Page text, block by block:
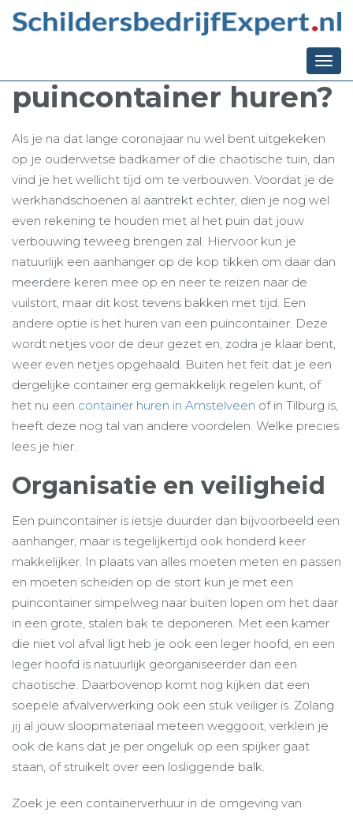
Ga terug naar het overzicht
Wat zijn de voordelen
puincontainer huren?
Als je na dat lange coronajaar nu wel bent uitgekeken
op je ouderwetse badkamer of die chaotische tuin, dan
vind je het wellicht tijd om te verbouwen. Voordat je de
werkhandschoenen al aantrekt echter, dien je nog wel
even rekening te houden met al het puin dat jouw
verbouwing teweeg brengen zal. Hiervoor kun je
natuurlijk een aanhanger op de kop tikken om daar dan
meerdere keren mee op en neer te reizen naar de
vuilstort, maar dit kost tevens bakken met tijd. Een
andere optie is het huren van een puincontainer. Deze
wordt netjes voor de deur gezet en, zodra je klaar bent,
weer even netjes opgehaald. Buiten het feit dat je een
dergelijke container erg gemakkelijk regelen kunt, of
het nu een container huren in Amstelveen of in Tilburg is,
heeft deze nog tal van andere voordelen. Welke precies
lees je hier.
Organisatie en veiligheid
Een puincontainer is ietsje duurder dan bijvoorbeeld een
aanhanger, maar is tegelijkertijd ook honderd keer
makkelijker. In plaats van alles moeten meten en passen
en moeten scheiden op de stort kun je met een
puincontainer simpelweg naar buiten lopen om het daar
in een grote, stalen bak te deponeren. Met een kamer
die niet vol afval ligt heb je ook een leger hoofd, en een
leger hoofd is natuurlijk georganiseerder dan een
chaotische. Daarbovenop komt nog kijken dat een
soepele afvalverwerking ook een stuk veiliger is. Zolang
jij al jouw sloopmateriaal meteen weggooit, verklein je
ook de kans dat je per ongeluk op een spijker gaat
staan, of struikelt over een losliggende balk.
Zoek je een containerverhuur in de omgeving van